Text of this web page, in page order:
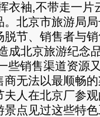
袖,不带走一片
。北京市旅游局
脱节、销售者与
北京旅游纪念
些销售渠道资源
商无法以最顺畅
夫人在北京厂参
景点见过这些特